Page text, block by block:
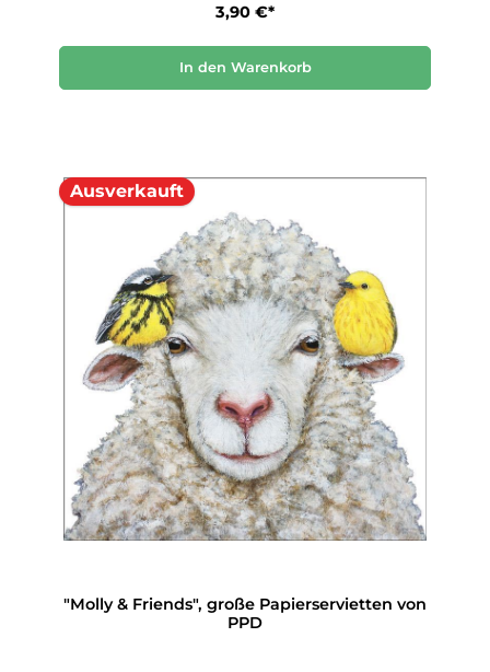
3,90 €*
In den Warenkorb
Ausverkauft
"Molly & Friends", große Papierservietten von
PPD